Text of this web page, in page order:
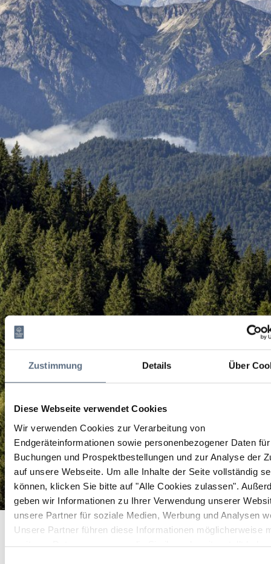
Zustimmung Details Über
Diese Webseite verwendet Cookies
Wir verwenden Cookies zur Verarbeitung von
Endgeräteinformationen sowie personenbezogener Daten
Buchungen und Prospektbestellungen und zur Analyse der
auf unsere Webseite. Um alle Inhalte der Seite vollständig
können, klicken Sie bitte auf "Alle Cookies zulassen".
geben wir Informationen zu Ihrer Verwendung unserer
unsere Partner für soziale Medien, Werbung und Analysen
Unsere Partner führen diese Informationen möglicherweise
Gasthof Jachenau
Gasthof Jachenau